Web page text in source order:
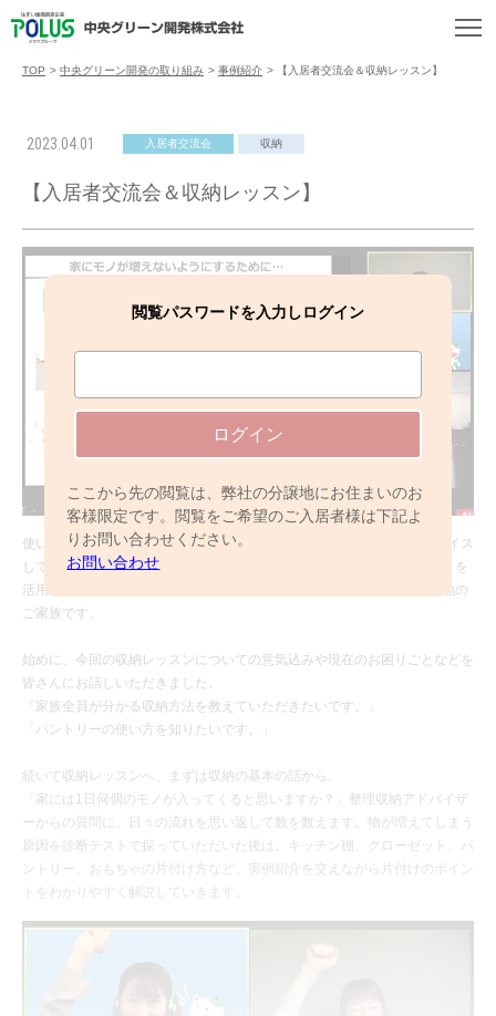
TOP > 中央グリーン開発の取り組み > 事例紹介 > 【入居者交流会＆収納レッスン】
2023.04.01 入居者交流会 収納
【入居者交流会＆収納レッスン】
閲覧パスワードを入力しログイン
ログイン
ここから先の閲覧は、弊社の分譲地にお住まいのお
客様限定です。閲覧をご希望のご入居者様は下記よ
りお問い合わせください。
お問い合わせ
使い方次第で大きく変わる収納の活用方法を、整理収納のプロがアドバイス
してくれる、収納コンシェルジュサービス。ビデオ会議ツール「Zoom」を
活用したオンラインでの講習へ、当日ご参加いただいたのは3つの分譲地の
ご家族です。
始めに、今回の収納レッスンについての意気込みや現在のお困りごとなどを
皆さんにお話しいただきました。
「家族全員が分かる収納方法を教えていただきたいです。」
「パントリーの使い方を知りたいです。」
続いて収納レッスンへ、まずは収納の基本の話から。
「家には1日何個のモノが入ってくると思いますか？」整理収納アドバイザ
ーからの質問に、日々の流れを思い返して数を数えます。物が増えてしまう
原因を診断テストで探っていただいた後は、キッチン棚、クローゼット、パ
ントリー、おもちゃの片付け方など、実例紹介を交えながら片付けのポイン
トをわかりやすく解説していきます。